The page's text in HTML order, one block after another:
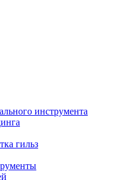
инструмента
гильз